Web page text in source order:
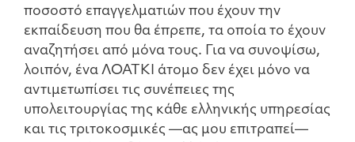
ποσοστό επαγγελματιών που έχουν την
εκπαίδευση που θα έπρεπε, τα οποία το έχουν
αναζητήσει από μόνα τους. Για να συνοψίσω,
λοιπόν, ένα ΛΟΑΤΚΙ άτομο δεν έχει μόνο να
αντιμετωπίσει τις συνέπειες της
υπολειτουργίας της κάθε ελληνικής υπηρεσίας
και τις τριτοκοσμικές —ας μου επιτραπεί—